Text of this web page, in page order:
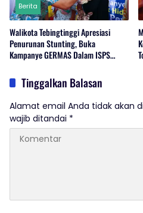
Berita
Walikota Tebingtinggi Apresiasi
Penurunan Stunting, Buka
Kampanye GERMAS Dalam ISPS
Tinggalkan Balasan
Alamat email Anda tidak akan
wajib ditandai *